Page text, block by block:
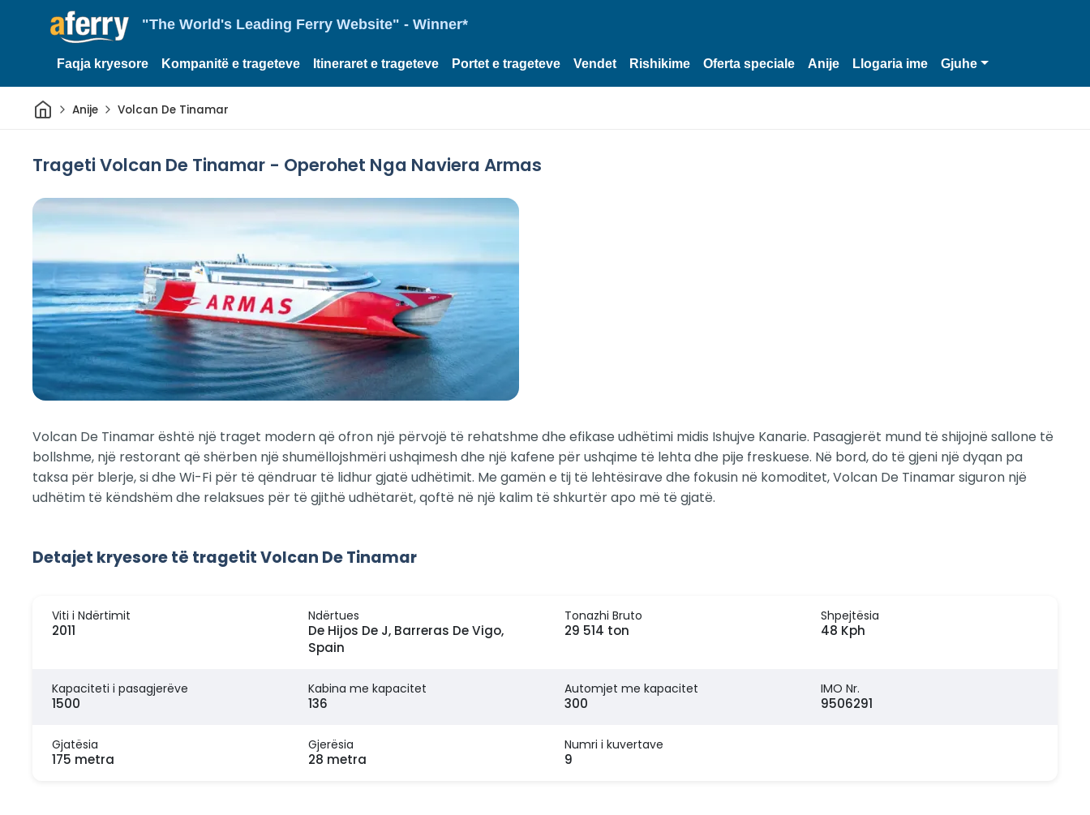
"The World's Leading Ferry Website" - Winner*
Faqja kryesore Kompanitë e trageteve Itineraret e trageteve Portet e trageteve Vendet Rishikime Oferta speciale Anije Llogaria ime Gjuhe
ShtëpiAnije Volcan De Tinamar
Trageti Volcan De Tinamar - Operohet Nga Naviera Armas
Volcan De Tinamar është një traget modern që ofron një përvojë të rehatshme dhe efikase udhëtimi midis Ishujve Kanarie. Pasagjerët mund të shijojnë sallone të
bollshme, një restorant që shërben një shumëllojshmëri ushqimesh dhe një kafene për ushqime të lehta dhe pije freskuese. Në bord, do të gjeni një dyqan pa
taksa për blerje, si dhe Wi-Fi për të qëndruar të lidhur gjatë udhëtimit. Me gamën e tij të lehtësirave dhe fokusin në komoditet, Volcan De Tinamar siguron një
udhëtim të këndshëm dhe relaksues për të gjithë udhëtarët, qoftë në një kalim të shkurtër apo më të gjatë.
Detajet kryesore të tragetit Volcan De Tinamar
Viti i Ndërtimit
2011
Ndërtues
De Hijos De J, Barreras De Vigo,
Spain
Tonazhi Bruto
29 514 ton
Shpejtësia
48 Kph
Kapaciteti i pasagjerëve
1500
Kabina me kapacitet
136
Automjet me kapacitet
300
IMO Nr.
9506291
Gjatësia
175 metra
Gjerësia
28 metra
Numri i kuvertave
9